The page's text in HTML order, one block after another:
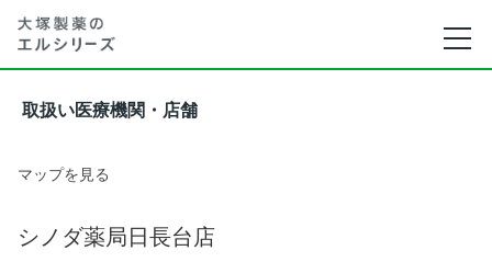
取扱い医療機関・店舗
マップを見る
シノダ薬局日長台店